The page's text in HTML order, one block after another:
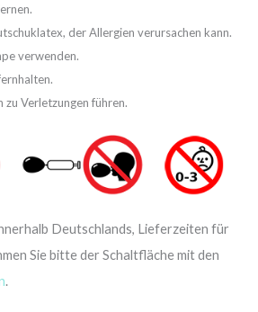
der Allergien verursachen kann.
verwenden.
zu Verletzungen führen.
Deutschlands, Lieferzeiten für
Sie bitte der Schaltfläche mit den
.